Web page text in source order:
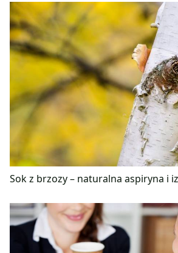
Sok z brzozy – naturalna aspiryna i